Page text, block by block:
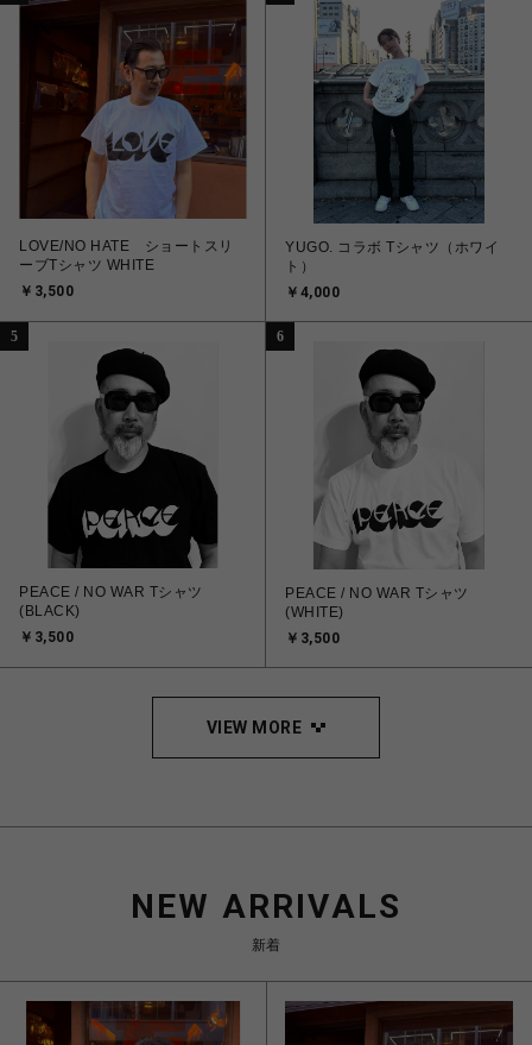
LOVE/NO HATE ショートスリ
ーブTシャツ WHITE
￥3,500
YUGO. コラボ Tシャツ（ホワイ
ト）
￥4,000
5
PEACE / NO WAR Tシャツ
(BLACK)
￥3,500
6
PEACE / NO WAR Tシャツ
(WHITE)
￥3,500
VIEW MORE
NEW ARRIVALS
新着